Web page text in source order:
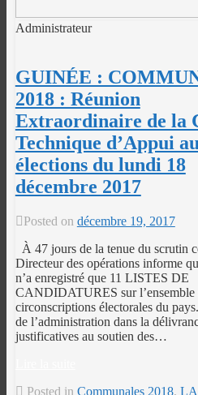
Administrateur
GUINÉE :
2018 : Réunion
Extraordinaire de la
Technique d’Appui
élections du lundi 18
décembre 2017
Posted on décembre 19, 2017
À 47 jours de la tenue du scrutin
Directeur des opérations informe
n’a enregistré que 11 LISTES DE
CANDIDATURES sur l’ensemble
circonscriptions électorales du
de l’administration dans la
justificatives au soutien des…
Posted in Communales 2018,